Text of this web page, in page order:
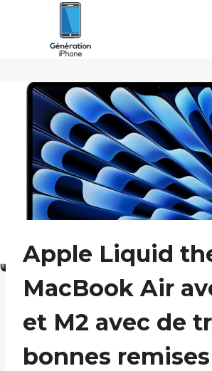
Apple Liquid
MacBook Air
et M2 avec de
bonnes remises